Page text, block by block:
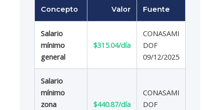
Concepto Valor Fuente
Salario
mínimo
general
$315.04/día
CONASAMI
DOF
09/12/2025
Salario
mínimo
zona
$440.87/día
CONASAMI
DOF